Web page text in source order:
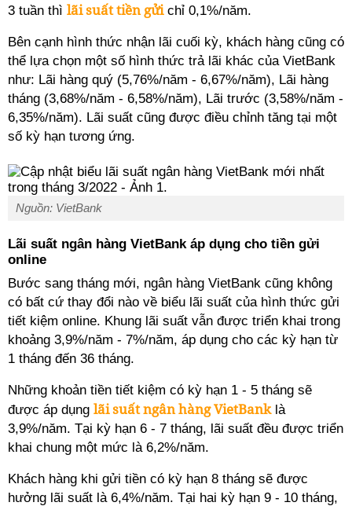
3 tuần thì lãi suất tiền gửichỉ 0,1%/năm.
Bên cạnh hình thức nhận lãi cuối kỳ, khách hàng cũng có
thể lựa chọn một số hình thức trả lãi khác của VietBank
như: Lãi hàng quý (5,76%/năm - 6,67%/năm), Lãi hàng
tháng (3,68%/năm - 6,58%/năm), Lãi trước (3,58%/năm -
6,35%/năm). Lãi suất cũng được điều chỉnh tăng tại một
số kỳ hạn tương ứng.
Nguồn: VietBank
Lãi suất ngân hàng VietBank áp dụng cho tiền gửi
online
Bước sang tháng mới, ngân hàng VietBank cũng không
có bất cứ thay đổi nào về biểu lãi suất của hình thức gửi
tiết kiệm online. Khung lãi suất vẫn được triển khai trong
khoảng 3,9%/năm - 7%/năm, áp dụng cho các kỳ hạn từ
1 tháng đến 36 tháng.
Những khoản tiền tiết kiệm có kỳ hạn 1 - 5 tháng sẽ
được áp dụng lãi suất ngân hàng VietBanklà
3,9%/năm. Tại kỳ hạn 6 - 7 tháng, lãi suất đều được triển
khai chung một mức là 6,2%/năm.
Khách hàng khi gửi tiền có kỳ hạn 8 tháng sẽ được
hưởng lãi suất là 6,4%/năm. Tại hai kỳ hạn 9 - 10 tháng,